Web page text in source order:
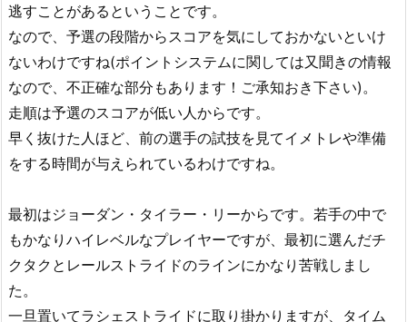
逃すことがあるということです。
なので、予選の段階からスコアを気にしておかないといけ
ないわけですね(ポイントシステムに関しては又聞きの情報
なので、不正確な部分もあります！ご承知おき下さい)。
走順は予選のスコアが低い人からです。
早く抜けた人ほど、前の選手の試技を見てイメトレや準備
をする時間が与えられているわけですね。
最初はジョーダン・タイラー・リーからです。若手の中で
もかなりハイレベルなプレイヤーですが、最初に選んだチ
クタクとレールストライドのラインにかなり苦戦しまし
た。
一旦置いてラシェストライドに取り掛かりますが、タイム